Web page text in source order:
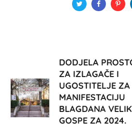
DODJELA
ZA IZLAGAČE I
UGOSTITELJE ZA
MANIFESTACIJU
BLAGDANA
GOSPE ZA 2024.